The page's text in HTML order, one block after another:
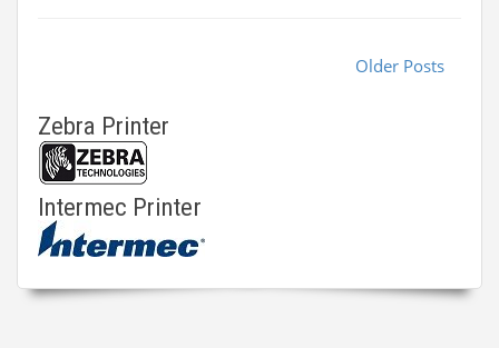
Older Posts
Zebra Printer
Intermec Printer